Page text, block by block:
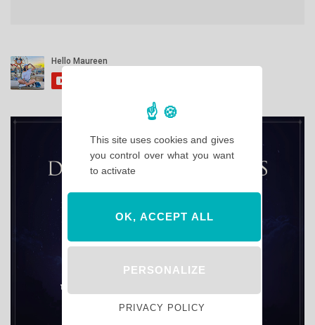
This site uses cookies and gives
you control over what you want
to activate
OK, ACCEPT ALL
PERSONALIZE
PRIVACY POLICY